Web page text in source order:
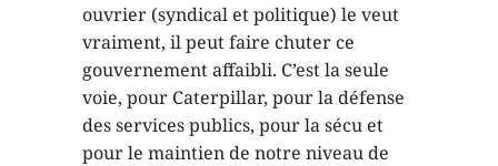
ouvrier (syndical et politique) le veut
vraiment, il peut faire chuter ce
gouvernement affaibli. C’est la seule
voie, pour Caterpillar, pour la défense
des services publics, pour la sécu et
pour le maintien de notre niveau de